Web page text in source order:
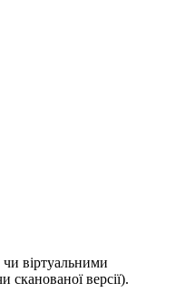
чи віртуальними
сканованої версії).